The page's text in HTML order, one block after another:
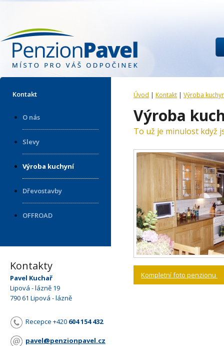
Kontakt
O nás
Slevy
Výroba kuchyní
Dřevostavby
OFFROAD
Kontakty
Pavel Kuchař
Lipová - lázně 19
790 61 Lipová - lázně
Recepce +420 604 154 432
pavel@penzionpavel.cz
Úvod | Kontakt | Výroba
Výroba
To už je minulost když
Kompletní foto penzionu